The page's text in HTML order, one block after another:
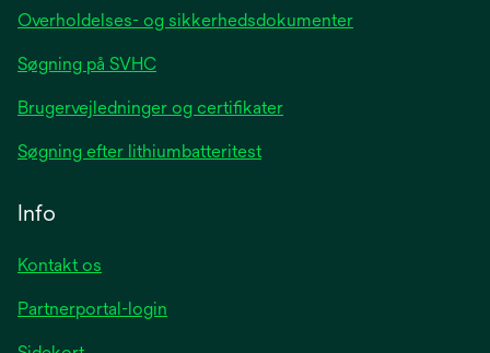
Overholdelses- og sikkerhedsdokumenter
Søgning på SVHC
Brugervejledninger og certifikater
Søgning efter lithiumbatteritest
Info
Kontakt os
Partnerportal-login